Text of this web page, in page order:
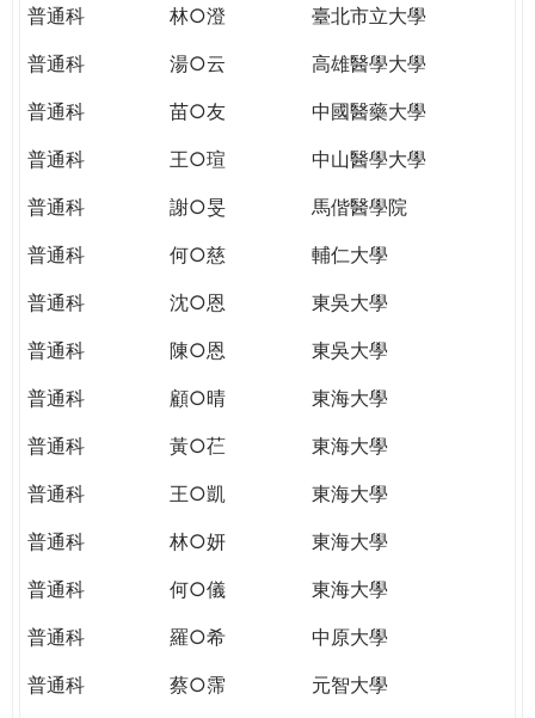
普通科
林○澄
臺北市立大學
普通科
湯○云
高雄醫學大學
普通科
苗○友
中國醫藥大學
普通科
王○瑄
中山醫學大學
普通科
謝○旻
馬偕醫學院
普通科
何○慈
輔仁大學
普通科
沈○恩
東吳大學
普通科
陳○恩
東吳大學
普通科
顧○晴
東海大學
普通科
黃○芢
東海大學
普通科
王○凱
東海大學
普通科
林○妍
東海大學
普通科
何○儀
東海大學
普通科
羅○希
中原大學
普通科
蔡○霈
元智大學